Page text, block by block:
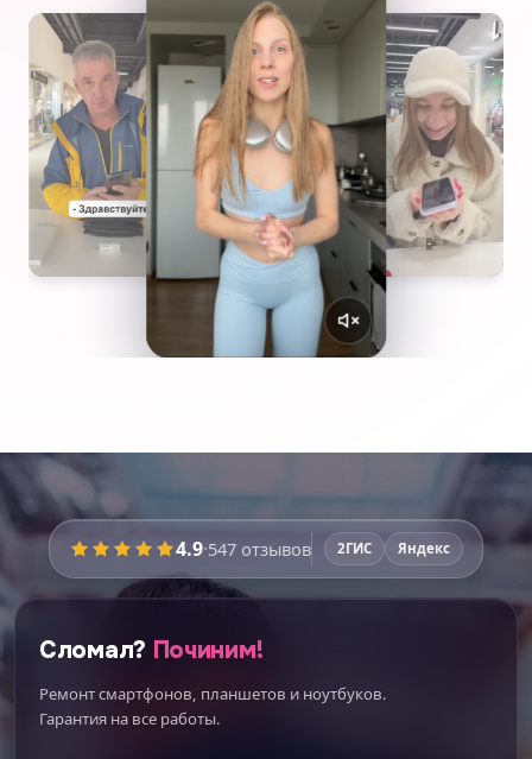
4.9·547 отзывов 2ГИС Яндекс
Сломал? Починим!
Ремонт смартфонов, планшетов и ноутбуков.
Гарантия на все работы.